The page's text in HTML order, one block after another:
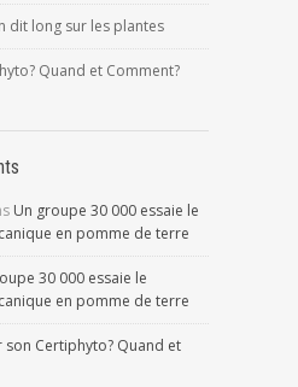
dit long sur les plantes
Quand et Comment?
Un groupe 30 000 essaie le
en pomme de terre
30 000 essaie le
en pomme de terre
son Certiphyto? Quand et